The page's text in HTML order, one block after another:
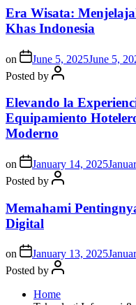
Era Wisata:
Khas Indonesia
on June 5, 2025June 5,
Posted by
Elevando la
Equipamiento
Moderno
on January 14, 2025
Posted by
Memahami
Digital
on January 13, 2025
Posted by
Home